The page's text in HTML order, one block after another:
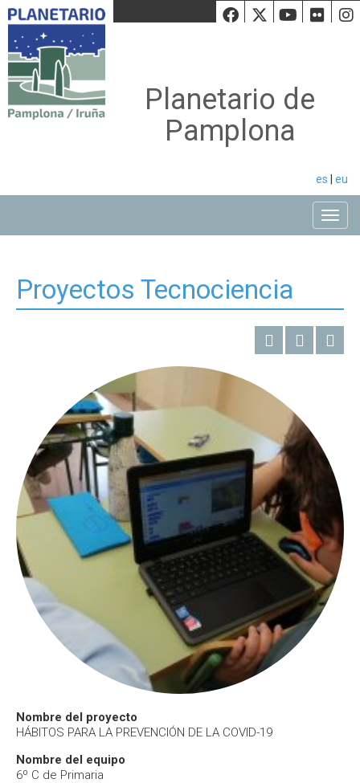
Facebook
Twiiter
Planetario de
Pamplona
es eu
Proyectos Tecnociencia
Nombre del proyecto
HÁBITOS PARA LA PREVENCIÓN DE LA COVID-19
Nombre del equipo
6º C de Primaria